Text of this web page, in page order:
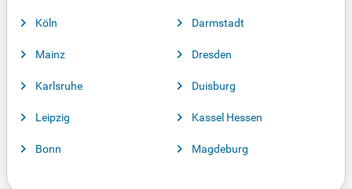
Köln
Mainz
Karlsruhe
Leipzig
Bonn
Darmstadt
Dresden
Duisburg
Kassel Hessen
Magdeburg